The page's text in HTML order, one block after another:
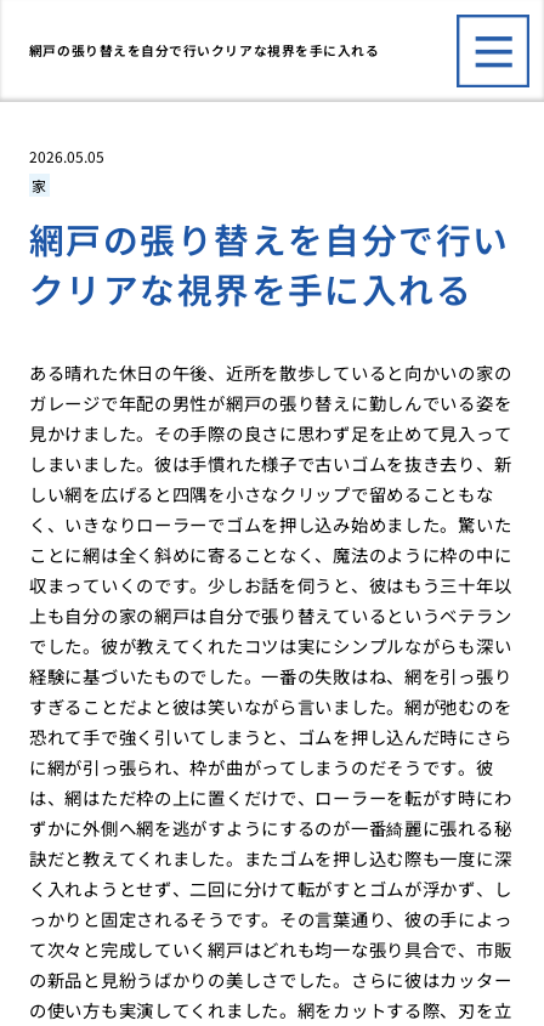
網戸の張り替えを自分で行いクリアな視界を手に入れる
2026.05.05
家
網戸の張り替えを自分で行い
クリアな視界を手に入れる
ある晴れた休日の午後、近所を散歩していると向かいの家の
ガレージで年配の男性が網戸の張り替えに勤しんでいる姿を
見かけました。その手際の良さに思わず足を止めて見入って
しまいました。彼は手慣れた様子で古いゴムを抜き去り、新
しい網を広げると四隅を小さなクリップで留めることもな
く、いきなりローラーでゴムを押し込み始めました。驚いた
ことに網は全く斜めに寄ることなく、魔法のように枠の中に
収まっていくのです。少しお話を伺うと、彼はもう三十年以
上も自分の家の網戸は自分で張り替えているというベテラン
でした。彼が教えてくれたコツは実にシンプルながらも深い
経験に基づいたものでした。一番の失敗はね、網を引っ張り
すぎることだよと彼は笑いながら言いました。網が弛むのを
恐れて手で強く引いてしまうと、ゴムを押し込んだ時にさら
に網が引っ張られ、枠が曲がってしまうのだそうです。彼
は、網はただ枠の上に置くだけで、ローラーを転がす時にわ
ずかに外側へ網を逃がすようにするのが一番綺麗に張れる秘
訣だと教えてくれました。またゴムを押し込む際も一度に深
く入れようとせず、二回に分けて転がすとゴムが浮かず、し
っかりと固定されるそうです。その言葉通り、彼の手によっ
て次々と完成していく網戸はどれも均一な張り具合で、市販
の新品と見紛うばかりの美しさでした。さらに彼はカッター
の使い方も実演してくれました。網をカットする際、刃を立